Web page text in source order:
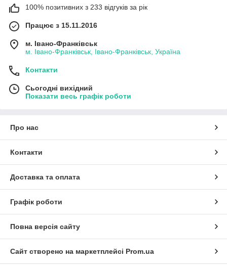
100% позитивних з 233 відгуків за рік
Працює з 15.11.2016
м. Івано-Франківськ
м. Івано-Франківськ, Івано-Франківськ, Україна
Контакти
Сьогодні вихідний
Показати весь графік роботи
Про нас
Контакти
Доставка та оплата
Графік роботи
Повна версія сайту
Сайт створено на маркетплейсі Prom.ua